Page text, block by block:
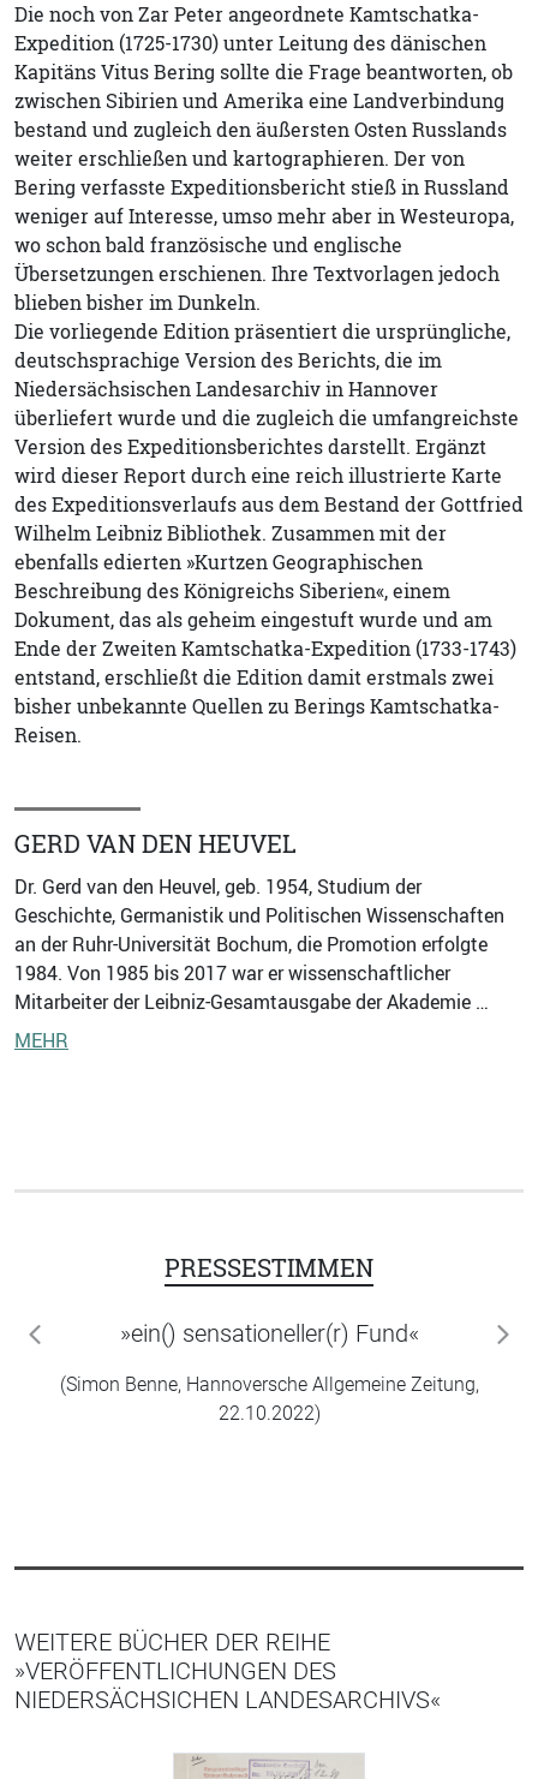
Die noch von Zar Peter angeordnete Kamtschatka-
Expedition (1725-1730) unter Leitung des dänischen
Kapitäns Vitus Bering sollte die Frage beantworten, ob
zwischen Sibirien und Amerika eine Landverbindung
bestand und zugleich den äußersten Osten Russlands
weiter erschließen und kartographieren. Der von
Bering verfasste Expeditionsbericht stieß in Russland
weniger auf Interesse, umso mehr aber in Westeuropa,
wo schon bald französische und englische
Übersetzungen erschienen. Ihre Textvorlagen jedoch
blieben bisher im Dunkeln.
Die vorliegende Edition präsentiert die ursprüngliche,
deutschsprachige Version des Berichts, die im
Niedersächsischen Landesarchiv in Hannover
überliefert wurde und die zugleich die umfangreichste
Version des Expeditionsberichtes darstellt. Ergänzt
wird dieser Report durch eine reich illustrierte Karte
des Expeditionsverlaufs aus dem Bestand der Gottfried
Wilhelm Leibniz Bibliothek. Zusammen mit der
ebenfalls edierten »Kurtzen Geographischen
Beschreibung des Königreichs Siberien«, einem
Dokument, das als geheim eingestuft wurde und am
Ende der Zweiten Kamtschatka-Expedition (1733-1743)
entstand, erschließt die Edition damit erstmals zwei
bisher unbekannte Quellen zu Berings Kamtschatka-
Reisen.
GERD VAN DEN HEUVEL
Dr. Gerd van den Heuvel, geb. 1954, Studium der
Geschichte, Germanistik und Politischen Wissenschaften
an der Ruhr-Universität Bochum, die Promotion erfolgte
1984. Von 1985 bis 2017 war er wissenschaftlicher
Mitarbeiter der Leibniz-Gesamtausgabe der Akademie …
MEHR
PRESSESTIMMEN
»ein() sensationeller(r) Fund«
(Simon Benne, Hannoversche Allgemeine Zeitung,
22.10.2022)
zurück
WEITERE BÜCHER DER REIHE
»VERÖFFENTLICHUNGEN DES
NIEDERSÄCHSICHEN LANDESARCHIVS«